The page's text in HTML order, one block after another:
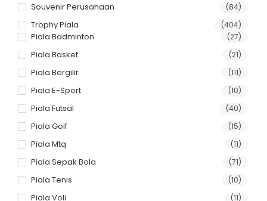
Souvenir Perusahaan (84)
Trophy Piala (404)
Piala Badminton (27)
Piala Basket (21)
Piala Bergilir (111)
Piala E-Sport (10)
Piala Futsal (40)
Piala Golf (15)
Piala Mtq (11)
Piala Sepak Bola (71)
Piala Tenis (10)
Piala Voli (11)